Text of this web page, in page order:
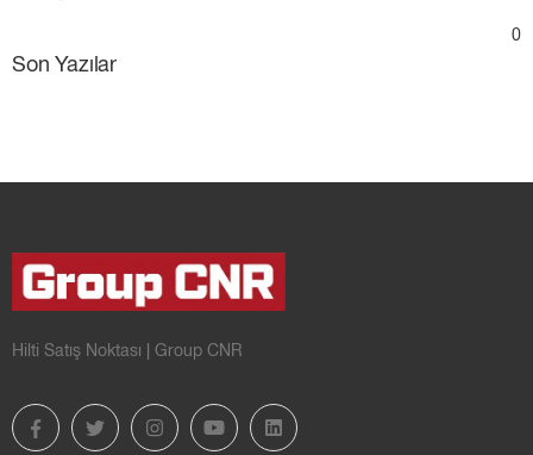
0
Son Yazılar
Hilti Satış Noktası | Group CNR